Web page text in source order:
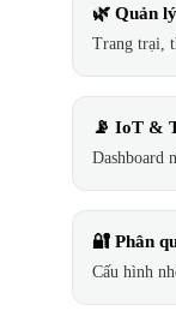
🌿 Quản
Trang trại,
📡 IoT &
Dashboard
🔐 Phân
Cấu hình